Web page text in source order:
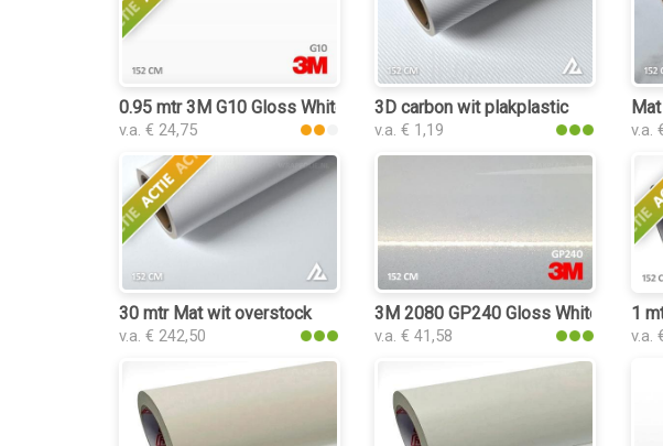
0.95 mtr 3M G10 Gloss White
v.a. € 24,75
3D carbon wit plakplastic
v.a. € 1,19 v.a.
30 mtr Mat wit overstock
v.a. € 242,50
3M 2080 GP240 Gloss White Gold
v.a. € 41,58
1
v.a.